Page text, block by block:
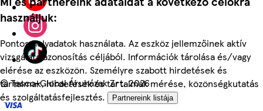
használjuk:
Pontos helyadatok használata. Az eszköz jellemzőinek aktív
vizsgálata azonosítás céljából. Információk tárolása és/vagy
elérése az eszközön. Személyre szabott hirdetések és
tartalmak, hirdetések és tartalmak mérése, közönségkutatás
és szolgáltatásfejlesztés.
Partnereink listája
©Tesco-Global Áruházak Zrt. 2026